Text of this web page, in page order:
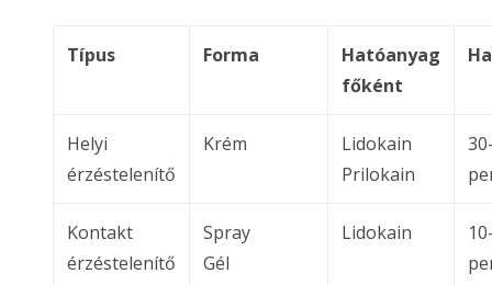
Típus Forma
Hatóanyag
főként
Helyi
érzéstelenítő
Krém
Lidokain
Prilokain
Kontakt
érzéstelenítő
Spray
Gél
Lidokain